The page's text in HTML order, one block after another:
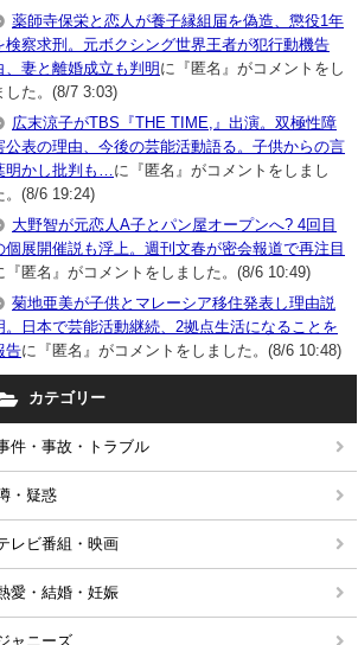
薬師寺保栄と恋人が養子縁組届を偽造、懲役1年
検察求刑。元ボクシング世界王者が犯行動機告
、妻と離婚成立も判明に『匿名』がコメントをし
した。(8/7 3:03)
広末涼子がTBS『THE TIME,』出演。双極性障
公表の理由、今後の芸能活動語る。子供からの言
明かし批判も… に『匿名』がコメントをしまし
。(8/6 19:24)
大野智が元恋人A子とパン屋オープンへ? 4回目
個展開催説も浮上。週刊文春が密会報道で再注目
『匿名』がコメントをしました。(8/6 10:49)
菊地亜美が子供とマレーシア移住発表し理由説
。日本で芸能活動継続、2拠点生活になることを
告に『匿名』がコメントをしました。(8/6 10:48)
カテゴリー
件・事故・トラブル
・疑惑
レビ番組・映画
愛・結婚・妊娠
ャニーズ